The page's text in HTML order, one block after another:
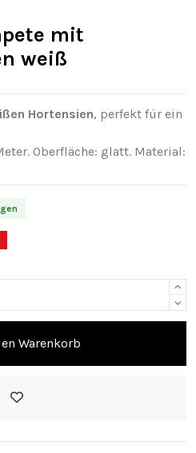
mit
weiß
Hortensien, perfekt für ein
Oberfläche: glatt. Material:
Warenkorb